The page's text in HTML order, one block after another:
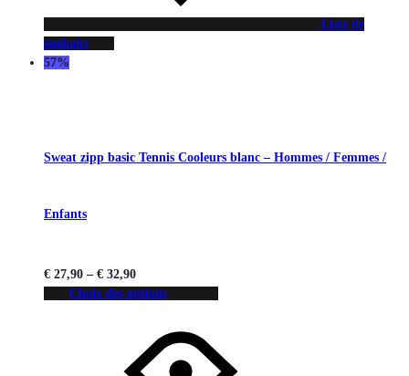
Liste de
souhaits
57%
Sweat zipp basic Tennis Cooleurs blanc – Hommes / Femmes /
Enfants
€ 27,90 – € 32,90
Choix des options